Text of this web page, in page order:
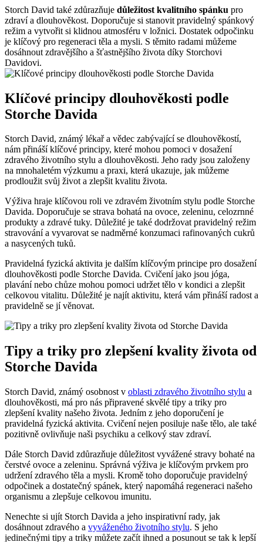
Storch David také zdůrazňuje důležitost kvalitního spánku pro
zdraví a dlouhověkost. Doporučuje si stanovit pravidelný spánkový
režim a vytvořit si klidnou atmosféru v ložnici. Dostatek odpočinku
je klíčový pro regeneraci těla a mysli. S těmito radami můžeme
dosáhnout zdravějšího a šťastnějšího života díky Storchovi
Davidovi.
Klíčové principy dlouhověkosti podle
Storche Davida
Storch David, známý lékař a vědec zabývající se dlouhověkostí,
nám přináší klíčové principy, které mohou pomoci v dosažení
zdravého životního stylu a dlouhověkosti. Jeho rady jsou založeny
na mnohaletém výzkumu a praxi, která ukazuje, jak můžeme
prodloužit svůj život a zlepšit kvalitu života.
Výživa hraje klíčovou roli ve zdravém životním stylu podle Storche
Davida. Doporučuje se strava bohatá na ovoce, zeleninu, celozrnné
produkty a zdravé tuky. Důležité je také dodržovat pravidelný režim
stravování a vyvarovat se nadměrné konzumaci rafinovaných cukrů
a nasycených tuků.
Pravidelná fyzická aktivita je dalším klíčovým principe pro dosažení
dlouhověkosti podle Storche Davida. Cvičení jako jsou jóga,
plavání nebo chůze mohou pomoci udržet tělo v kondici a zlepšit
celkovou vitalitu. Důležité je najít aktivitu, která vám přináší radost a
pravidelně se jí věnovat.
Tipy a triky pro zlepšení kvality života od
Storche Davida
Storch David, známý osobnost v oblasti zdravého životního stylu a
dlouhověkosti, má pro nás připravené skvělé tipy a triky pro
zlepšení kvality našeho života. Jedním z jeho doporučení je
pravidelná fyzická aktivita. Cvičení nejen posiluje naše tělo, ale také
pozitivně ovlivňuje naši psychiku a celkový stav zdraví.
Dále Storch David zdůrazňuje důležitost vyvážené stravy bohaté na
čerstvé ovoce a zeleninu. Správná výživa je klíčovým prvkem pro
udržení zdravého těla a mysli. Kromě toho doporučuje pravidelný
odpočinek a dostatečný spánek, který napomáhá regeneraci našeho
organismu a zlepšuje celkovou imunitu.
Nenechte si ujít Storch Davida a jeho inspirativní rady, jak
dosáhnout zdravého a vyváženého životního stylu. S jeho
jedinečnými tipy a triky můžete začít ihned a posunout se tak k lepší